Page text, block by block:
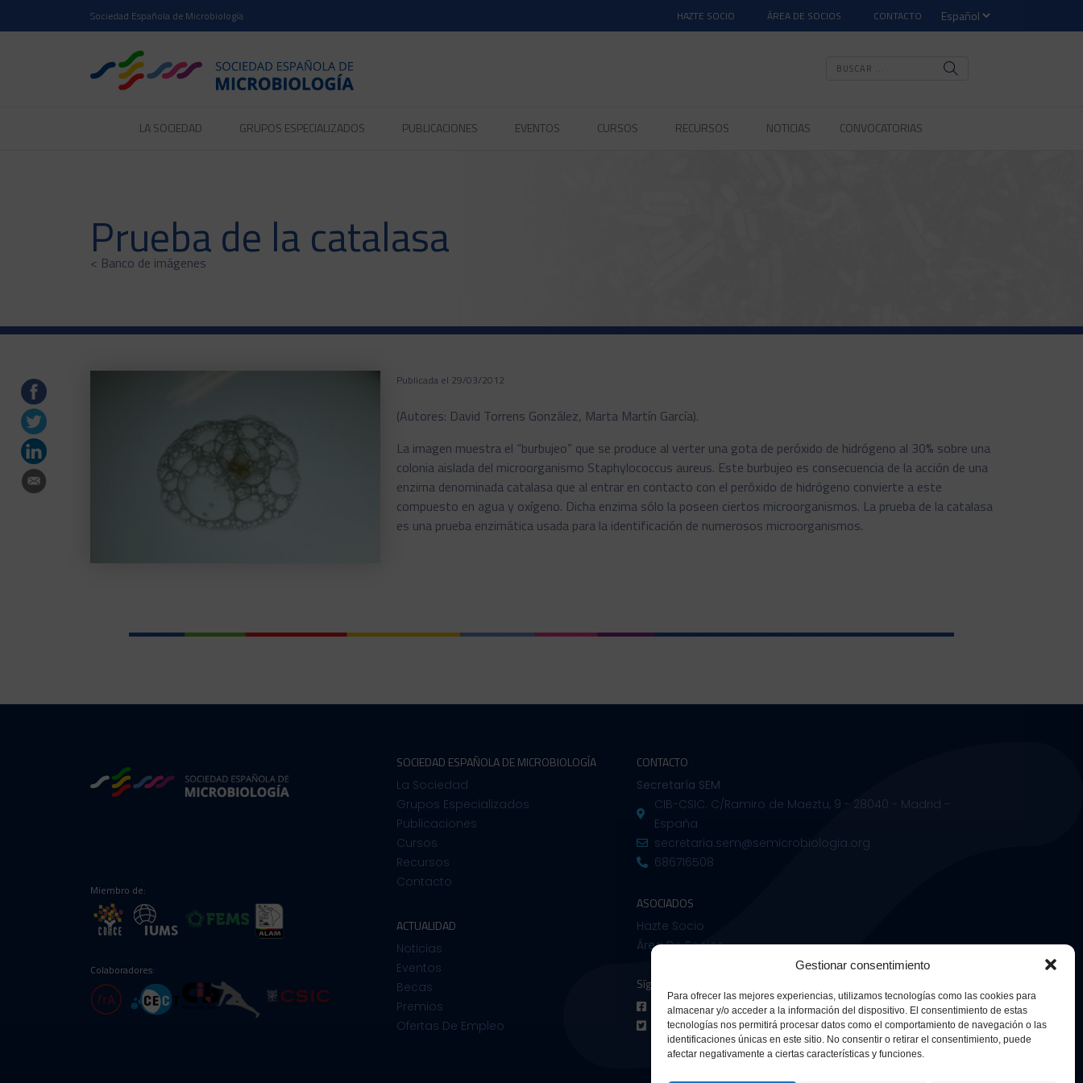
Gestionar consentimiento
Para ofrecer las mejores experiencias, utilizamos tecnologías como las cookies para
almacenar y/o acceder a la información del dispositivo. El consentimiento de estas
tecnologías nos permitirá procesar datos como el comportamiento de navegación o las
identificaciones únicas en este sitio. No consentir o retirar el consentimiento, puede
afectar negativamente a ciertas características y funciones.
Sociedad Española de Microbiología HAZTE SOCIO ÁREA DE SOCIOS CONTACTO
LA SOCIEDAD GRUPOS ESPECIALIZADOS PUBLICACIONES EVENTOS CURSOS RECURSOS NOTICIAS CONVOCATORIAS
Prueba de la catalasa
< Banco de imágenes
Publicada el 29/03/2012
(Autores: David Torrens González, Marta Martín García).
La imagen muestra el “burbujeo” que se produce al verter una gota de peróxido de hidrógeno al 30% sobre una
colonia aislada del microorganismo Staphylococcus aureus. Este burbujeo es consecuencia de la acción de una
enzima denominada catalasa que al entrar en contacto con el peróxido de hidrógeno convierte a este
compuesto en agua y oxígeno. Dicha enzima sólo la poseen ciertos microorganismos. La prueba de la catalasa
es una prueba enzimática usada para la identificación de numerosos microorganismos.
Miembro de:
Colaboradores:
SOCIEDAD ESPAÑOLA DE MICROBIOLOGÍA
La Sociedad
Grupos Especializados
Publicaciones
Cursos
Recursos
Contacto
ACTUALIDAD
Noticias
Eventos
Becas
Premios
Ofertas De Empleo
CONTACTO
Secretaría SEM
CIB-CSIC. C/Ramiro de Maeztu, 9 - 28040 - Madrid -
España
secretaria.sem@semicrobiologia.org
686716508
ASOCIADOS
Hazte Socio
Área De Socios
Síguenos en:
Facebook
Twitter